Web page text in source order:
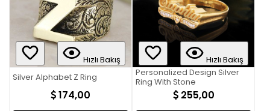
Hızlı Bakış
Silver Alphabet Z Ring
174,00
Hızlı Bakış
Personalized Design Silver
Ring With Stone
255,00